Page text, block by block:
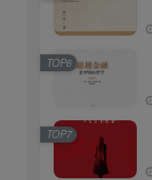
TOP6
TOP7